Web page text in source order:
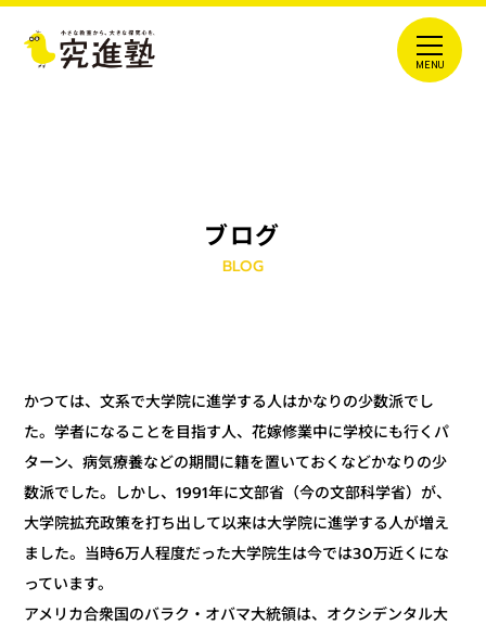
ブログ
BLOG
かつては、文系で大学院に進学する人はかなりの少数派でし
た。学者になることを目指す人、花嫁修業中に学校にも行くパ
ターン、病気療養などの期間に籍を置いておくなどかなりの少
数派でした。しかし、1991年に文部省（今の文部科学省）が、
大学院拡充政策を打ち出して以来は大学院に進学する人が増え
ました。当時6万人程度だった大学院生は今では30万近くにな
っています。
アメリカ合衆国のバラク・オバマ大統領は、オクシデンタル大